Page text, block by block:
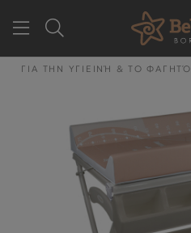
GR EN
ΓΙΑ ΤΗΝ ΥΓΙΕΙΝΉ & ΤΟ ΦΑΓΗΤΌ